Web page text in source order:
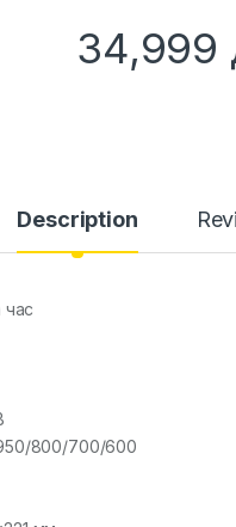
34,999
Description
800/700/600